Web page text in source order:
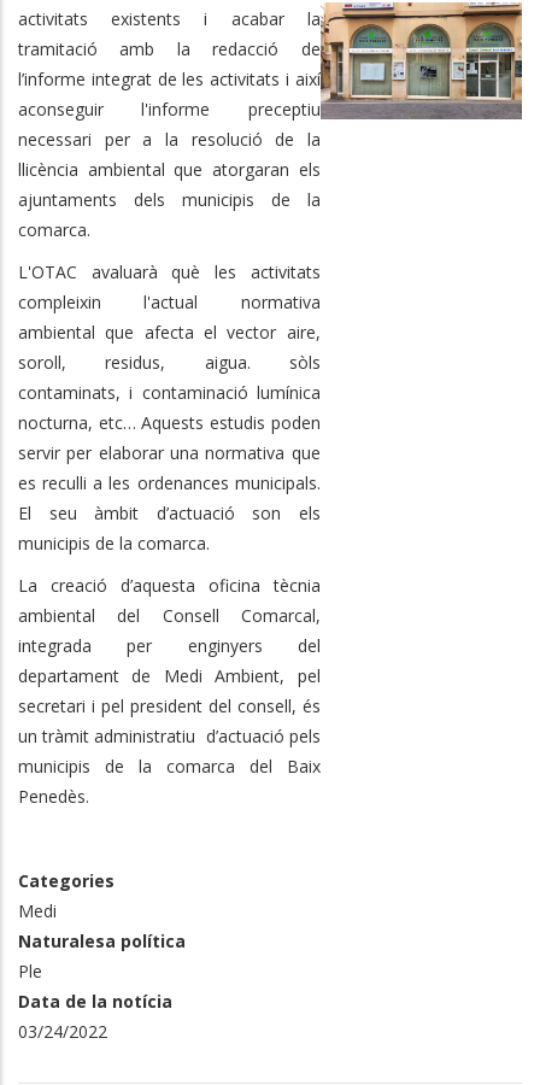
activitats existents i acabar la
tramitació amb la redacció de
l’informe integrat de les activitats i així
aconseguir l'informe preceptiu
necessari per a la resolució de la
llicència ambiental que atorgaran els
ajuntaments dels municipis de la
comarca.
L'OTAC avaluarà què les activitats
compleixin l'actual normativa
ambiental que afecta el vector aire,
soroll, residus, aigua. sòls
contaminats, i contaminació lumínica
nocturna, etc… Aquests estudis poden
servir per elaborar una normativa que
es reculli a les ordenances municipals.
El seu àmbit d’actuació son els
municipis de la comarca.
La creació d’aquesta oficina tècnia
ambiental del Consell Comarcal,
integrada per enginyers del
departament de Medi Ambient, pel
secretari i pel president del consell, és
un tràmit administratiu d’actuació pels
municipis de la comarca del Baix
Penedès.
Categories
Medi
Naturalesa política
Ple
Data de la notícia
03/24/2022